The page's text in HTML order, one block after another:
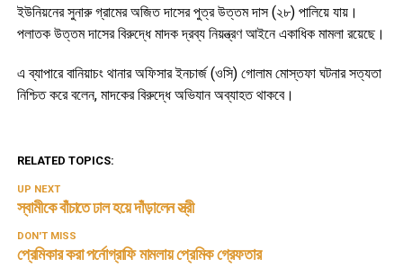
ইউনিয়নের সুনারু গ্রামের অজিত দাসের পুত্র উত্তম দাস (২৮) পালিয়ে যায়।
পলাতক উত্তম দাসের বিরুদ্ধে মাদক দ্রব্য নিয়ন্ত্রণ আইনে একাধিক মামলা রয়েছে।
এ ব্যাপারে বানিয়াচং থানার অফিসার ইনচার্জ (ওসি) গোলাম মোস্তফা ঘটনার সত্যতা
নিশ্চিত করে বলেন, মাদকের বিরুদ্ধে অভিযান অব্যাহত থাকবে।
RELATED TOPICS:
UP NEXT
স্বামীকে বাঁচাতে ঢাল হয়ে দাঁড়ালেন স্ত্রী
DON'T MISS
প্রেমিকার করা পর্নোগ্রাফি মামলায় প্রেমিক গ্রেফতার